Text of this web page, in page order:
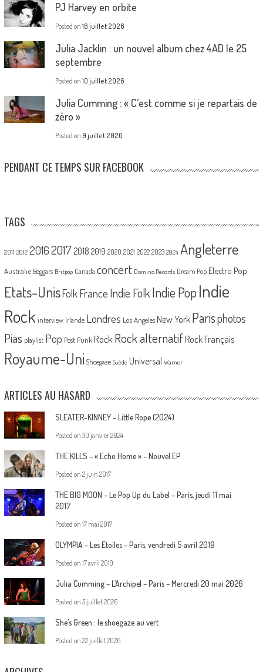
PJ Harvey en orbite
Posted on 16 juillet 2026
Julia Jacklin : un nouvel album chez 4AD le 25
septembre
Posted on 10 juillet 2026
Julia Cumming : « C’est comme si je repartais de
zéro »
Posted on 9 juillet 2026
PENDANT CE TEMPS SUR FACEBOOK
TAGS
2011 2012 20162017 2018 2019 2020 2021 2022 2023 2024 Angleterre
Australie Beggars Britpop Canada concert Domino Records Dream Pop Electro Pop
Etats-UnisFolk France Indie FolkIndie PopIndie
Rock interview Irlande Londres Los Angeles New York Parisphotos
Pias playlist Pop Post Punk Rock Rock alternatif Rock Français
Royaume-Uni Shoegaze Suède Universal Warner
ARTICLES AU HASARD
SLEATER-KINNEY – Little Rope (2024)
Posted on 30 janvier 2024
THE KILLS – « Echo Home » – Nouvel EP
Posted on 2 juin 2017
THE BIG MOON – Le Pop Up du Label – Paris, jeudi 11 mai
2017
Posted on 17 mai 2017
OLYMPIA – Les Etoiles – Paris, vendredi 5 avril 2019
Posted on 17 avril 2019
Julia Cumming – L’Archipel – Paris – Mercredi 20 mai 2026
Posted on 5 juillet 2026
She’s Green : le shoegaze au vert
Posted on 22 juillet 2026